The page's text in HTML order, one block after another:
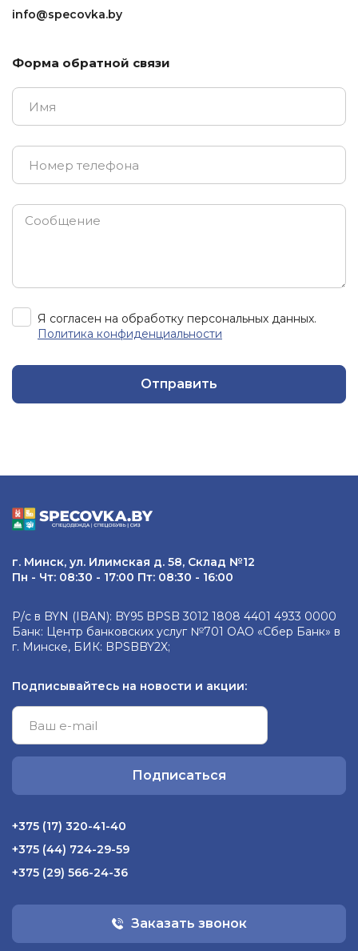
Форма обратной связи
Я согласен на обработку персональных данных.
Политика конфиденциальности
Отправить
info@specovka.by
г. Минск, ул. Илимская д. 58, Склад №12
Пн - Чт: 08:30 - 17:00 Пт: 08:30 - 16:00
Р/с в BYN (IBAN): BY95 BPSB 3012 1808 4401 4933 0000
Банк: Центр банковских услуг №701 ОАО «Сбер Банк» в
г. Минске, БИК: BPSBBY2X;
Подписывайтесь на новости и акции:
Подписаться
+375 (17) 320-41-40
+375 (44) 724-29-59
+375 (29) 566-24-36
Заказать звонок